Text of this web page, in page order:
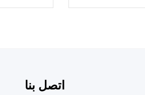
1920x1080 بدقة 30 إطارًا في
اتصل بنا